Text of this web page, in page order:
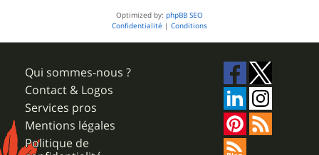
Optimized by: phpBB SEO
Confidentialité | Conditions
Qui sommes-nous ?
Contact & Logos
Services pros
Mentions légales
Politique de